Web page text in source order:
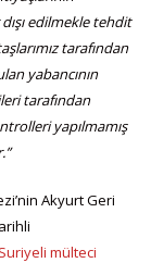
dışı edilmekle tehdit
tarafından
yabancının
tarafından
yapılmamış
Akyurt Geri
mülteci